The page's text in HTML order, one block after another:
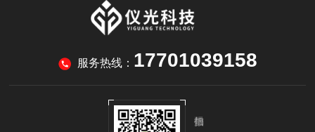
服务热线： 17701039158